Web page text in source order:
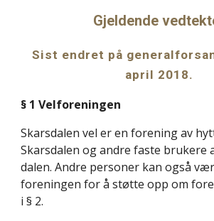
Gjeldende
Sist endret på
april 2018.
§ 1 Velforeningen
Skarsdalen vel er en forening av
Skarsdalen og andre faste brukere
dalen. Andre personer kan også
foreningen for å støtte opp om
i § 2.